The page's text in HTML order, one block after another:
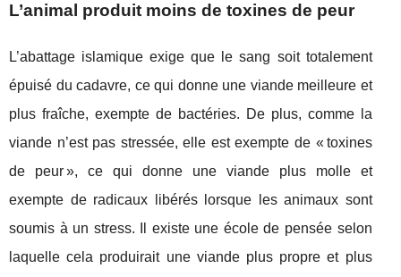
L’animal produit moins de toxines de peur
L’abattage islamique exige que le sang soit totalement
épuisé du cadavre, ce qui donne une viande meilleure et
plus fraîche, exempte de bactéries. De plus, comme la
viande n’est pas stressée, elle est exempte de « toxines
de peur », ce qui donne une viande plus molle et
exempte de radicaux libérés lorsque les animaux sont
soumis à un stress. Il existe une école de pensée selon
laquelle cela produirait une viande plus propre et plus